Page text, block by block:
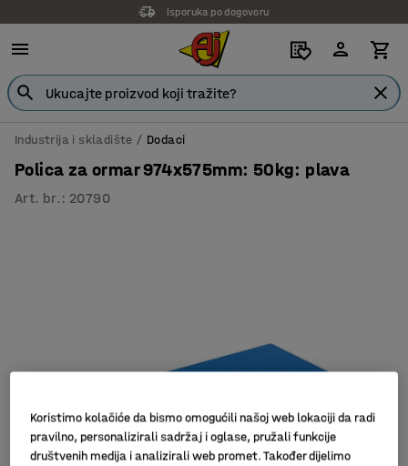
Isporuka po dogovoru
Industrija i skladište Dodaci
Polica za ormar 974x575mm: 50kg: plava
Art. br. : 20790
Koristimo kolačiće da bismo omogućili našoj web lokaciji da radi
pravilno, personalizirali sadržaj i oglase, pružali funkcije
društvenih medija i analizirali web promet. Također dijelimo